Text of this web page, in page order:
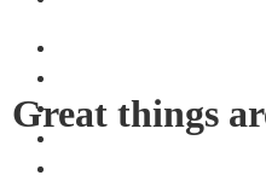
Themes + Plugin
Great things